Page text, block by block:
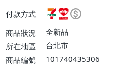
或消費滿$1298免運費
不付款【免運費】、
運費$60、滿5件或消
費】、宅配/貨運【單
付款方式
商品狀況
全新品
所在地區
台北市
商品編號
101740435306